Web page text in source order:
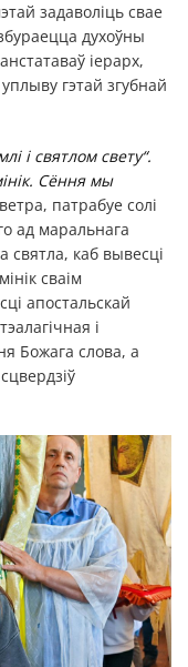
задаволіць свае
духоўны
іерарх,
гэтай згубнай
і святлом свету“.
Сёння мы
патрабуе солі
ад маральнага
святла, каб вывесці
сваім
апостальскай
і
Божага слова, а